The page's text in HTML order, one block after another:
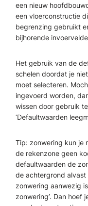
een nieuw
een vloerconstructie
begrenzing gebruikt
bijhorende
Het gebruik van de
schelen doordat je
moet selecteren.
ingevoerd worden,
wissen door gebruik
‘Defaultwaarden
Tip: zonwering kun je
de rekenzone geen
defaultwaarden de
de achtergrond
zonwering aanwezig
zonwering’. Dan hoef